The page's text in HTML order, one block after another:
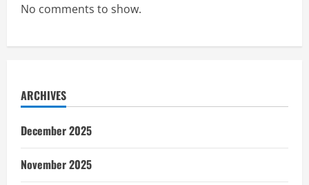
No comments to show.
ARCHIVES
December 2025
November 2025